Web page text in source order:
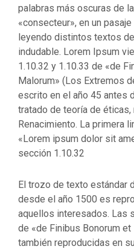
palabras más oscuras de
«consecteur», en un
leyendo distintos textos
indudable. Lorem Ipsum
1.10.32 y 1.10.33 de «de
Malorum» (Los Extremos
escrito en el año 45 antes
tratado de teoría de éticas,
Renacimiento. La primera
«Lorem ipsum dolor sit
sección 1.10.32
El trozo de texto estándar
desde el año 1500 es
aquellos interesados. Las
de «de Finibus Bonorum
también reproducidas en